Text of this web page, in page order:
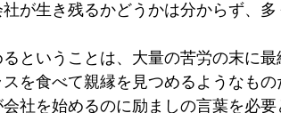
が生き残るかどうかは分からず、
ということは、大量の苦労の末に
を食べて親縁を見つめるようなもの
会社を始めるのに励ましの言葉を必